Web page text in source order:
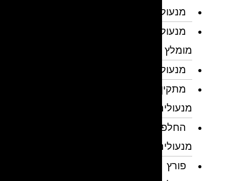
מנעולן
מנעולן
מומלץ
מנעולנים
מתקין
מנעולים
החלפת
מנעולים
פורץ